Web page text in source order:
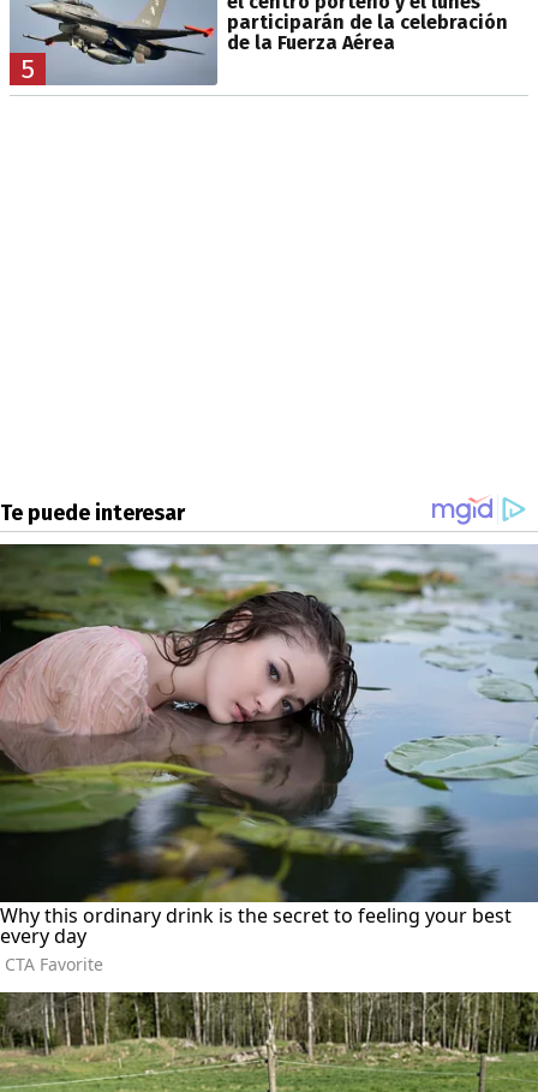
5
participarán de la celebración
de la Fuerza Aérea